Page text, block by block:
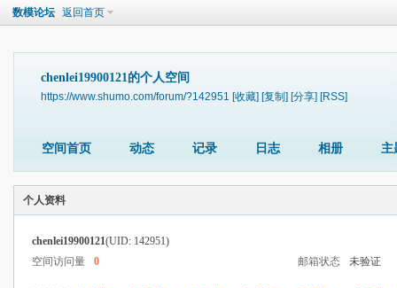
数模论坛 返回首页
chenlei19900121的个人空间
https://www.shumo.com/forum/?142951 [收藏] [复制] [分享] [RSS]
空间首页 动态 记录 日志 相册 主
个人资料
chenlei19900121(UID: 142951)
空间访问量
0 邮箱状态 未验证